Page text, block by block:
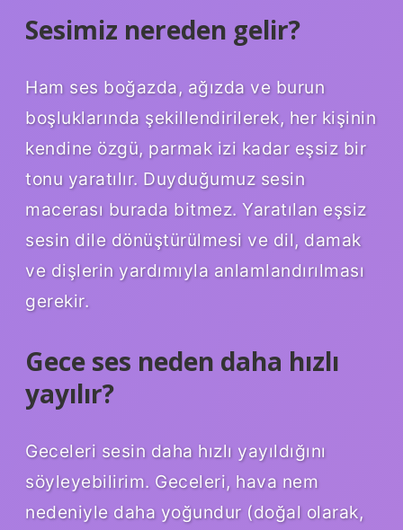
Sesimiz nereden gelir?
Ham ses boğazda, ağızda ve burun
boşluklarında şekillendirilerek, her kişinin
kendine özgü, parmak izi kadar eşsiz bir
tonu yaratılır. Duyduğumuz sesin
macerası burada bitmez. Yaratılan eşsiz
sesin dile dönüştürülmesi ve dil, damak
ve dişlerin yardımıyla anlamlandırılması
gerekir.
Gece ses neden daha hızlı
yayılır?
Geceleri sesin daha hızlı yayıldığını
söyleyebilirim. Geceleri, hava nem
nedeniyle daha yoğundur (doğal olarak,